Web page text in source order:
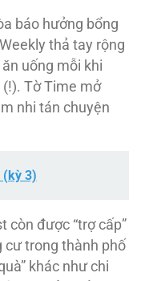
báo hưởng bổng
thả tay rộng
uống mỗi khi
Tờ Time mở
nhi tán chuyện
(kỳ 3)
còn được “trợ cấp”
cư trong thành phố
khác như chi